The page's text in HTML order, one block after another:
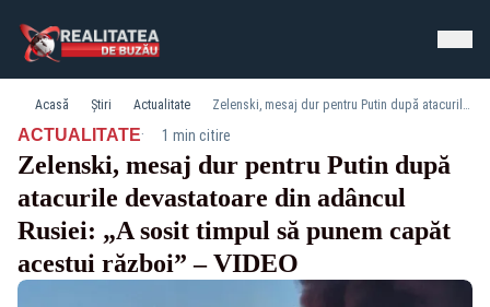
Acasă Știri Actualitate Zelenski, mesaj dur pentru Putin după atacurile devastatoare din adâncul Rusiei: „A sosit timpul să punem capăt acestui război” – VIDEO
ACTUALITATE· 1 min citire
Zelenski, mesaj dur pentru Putin după
atacurile devastatoare din adâncul
Rusiei: „A sosit timpul să punem capăt
acestui război” – VIDEO